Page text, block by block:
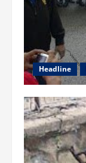
Headline